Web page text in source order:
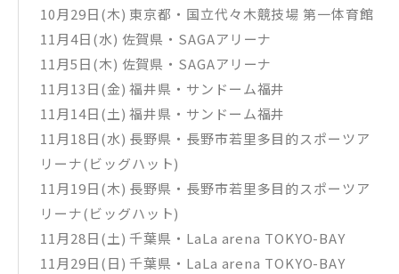
▼MGA MAGICAL 10 YEARS DOCUMENTARY FILM ～THE ORIG
IN～収録内容
Mrs. GREEN APPLE初のドキュメンタリー映画。主題歌「Vari
ety」を書き下ろし、2025年７月26日(土)・27日(日)に開催し
た史上最大規模のライブ「MGA MAGICAL 10 YEARS ANNIVER
SARY LIVE 〜FJORD〜」で初めて観客に届けるまでの300日間
に密着、日本の音楽シーンを牽引する彼らがこれまで見せるこ
とのなかった素顔や裏側を存分に知ることができるもの。映画
本編内には収めることができなかった、本邦初公開、計45分
の完全未公開映像も収録。
【本編】
映画本編 & 未公開映像
【特典映像】
公開記念舞台挨拶
10月29日(木) 東京都・国立代々木競技場 第一体育館
11月4日(水) 佐賀県・SAGAアリーナ
11月5日(木) 佐賀県・SAGAアリーナ
11月13日(金) 福井県・サンドーム福井
11月14日(土) 福井県・サンドーム福井
11月18日(水) 長野県・長野市若里多目的スポーツア
リーナ(ビッグハット)
11月19日(木) 長野県・長野市若里多目的スポーツア
リーナ(ビッグハット)
11月28日(土) 千葉県・LaLa arena TOKYO-BAY
11月29日(日) 千葉県・LaLa arena TOKYO-BAY